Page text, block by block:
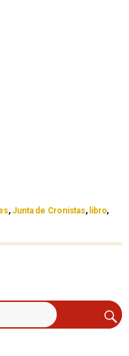
, Junta de Cronistas, libro,